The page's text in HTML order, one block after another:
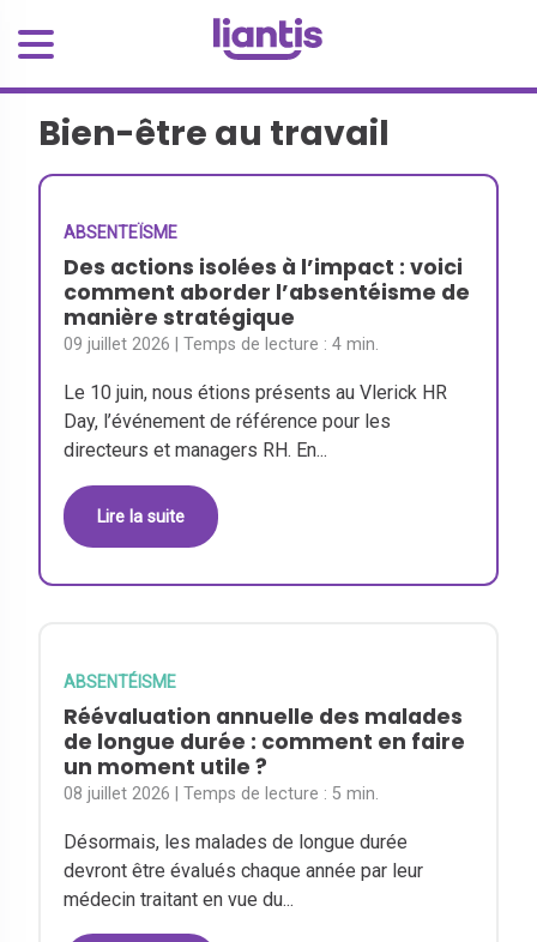
Bien-être au travail
ABSENTEÏSME
Des actions isolées à l’impact : voici
comment aborder l’absentéisme de
manière stratégique
09 juillet 2026 | Temps de lecture :4 min.
Le 10 juin, nous étions présents au Vlerick HR
Day, l’événement de référence pour les
directeurs et managers RH. En...
Lire la suite
ABSENTÉISME
Réévaluation annuelle des malades
de longue durée : comment en faire
un moment utile ?
08 juillet 2026 | Temps de lecture :5 min.
Désormais, les malades de longue durée
devront être évalués chaque année par leur
médecin traitant en vue du...